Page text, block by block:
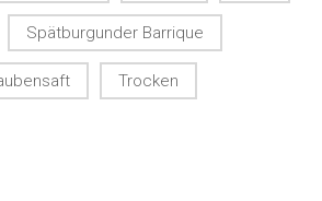
Spätburgunder Barrique
Trocken